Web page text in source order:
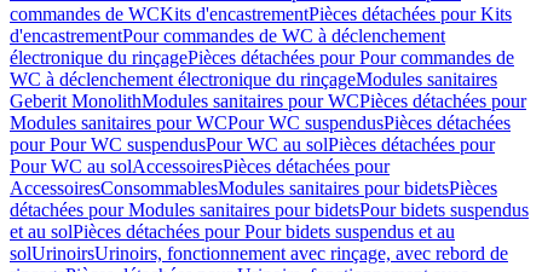
commandes de WCKits d'encastrementPièces détachées pour Kits
d'encastrementPour commandes de WC à déclenchement
électronique du rinçagePièces détachées pour Pour commandes de
WC à déclenchement électronique du rinçageModules sanitaires
Geberit MonolithModules sanitaires pour WCPièces détachées pour
Modules sanitaires pour WCPour WC suspendusPièces détachées
pour Pour WC suspendusPour WC au solPièces détachées pour
Pour WC au solAccessoiresPièces détachées pour
AccessoiresConsommablesModules sanitaires pour bidetsPièces
détachées pour Modules sanitaires pour bidetsPour bidets suspendus
et au solPièces détachées pour Pour bidets suspendus et au
solUrinoirsUrinoirs, fonctionnement avec rinçage, avec rebord de